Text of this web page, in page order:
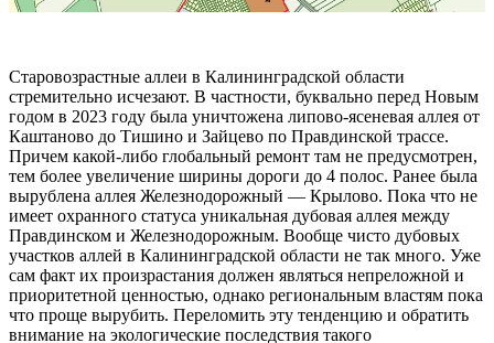
Старовозрастные аллеи в Калининградской области
стремительно исчезают. В частности, буквально перед Новым
годом в 2023 году была уничтожена липово-ясеневая аллея от
Каштаново до Тишино и Зайцево по Правдинской трассе.
Причем какой-либо глобальный ремонт там не предусмотрен,
тем более увеличение ширины дороги до 4 полос. Ранее была
вырублена аллея Железнодорожный — Крылово. Пока что не
имеет охранного статуса уникальная дубовая аллея между
Правдинском и Железнодорожным. Вообще чисто дубовых
участков аллей в Калининградской области не так много. Уже
сам факт их произрастания должен являться непреложной и
приоритетной ценностью, однако региональным властям пока
что проще вырубить. Переломить эту тенденцию и обратить
внимание на экологические последствия такого